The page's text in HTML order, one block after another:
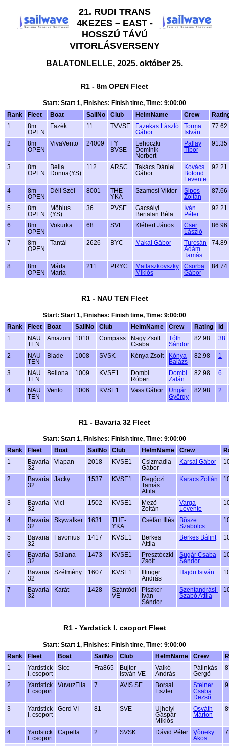
21. RUDI TRANS
4KEZES – EAST -
HOSSZÚ TÁVÚ
VITORLÁSVERSENY
BALATONLELLE, 2025. október 25.
R1 - 8m OPEN Fleet
Start: Start 1, Finishes: Finish time, Time: 9:00:00
Rank
Fleet Boat SailNo Club HelmName Crew
1
8m
OPEN
Fazék 11 TVVSE
Fazekas László
Gábor
Torma
István
77.62
2
8m
OPEN
VivaVento 24009
FY
BVSE
Lehoczki
Dominik
Norbert
Pallay
Tibor
91.35
3
8m
OPEN
Bella
Donna(YS)
112 ARSC
Takács Dániel
Gábor
Kovács
Botond
Levente
92.21
4
8m
OPEN
Déli Szél 8001
THE-
YKA
Szamosi Viktor
Sipos
Zoltán
87.66
5
8m
OPEN
Möbius
(YS)
36 PVSE
Gacsályi
Bertalan Béla
Iván
Péter
92.21
6
8m
OPEN
Vokurka 68 SVE Klébert János
Cser
László
86.96
7
8m
OPEN
Tantál 2626 BYC Makai Gábor
Turcsán
Ádám
Tamás
74.89
8
8m
OPEN
Márta
Maria
211 PRYC
Matlaszkovszky
Miklós
Csorba
Gábor
84.74
R1 - NAU TEN Fleet
Start: Start 1, Finishes: Finish time, Time: 9:00:00
Rank
Fleet Boat SailNo Club HelmName Crew Rating
Id
1
NAU
TEN
Amazon 1010 Compass
Nagy Zsolt
Csaba
Tóth
Sándor
82.98 38
2
NAU
TEN
Blade 1008 SVSK Kónya Zsolt
Kónya
Balázs
82.98 1
3
NAU
TEN
Bellona 1009 KVSE1
Dombi
Róbert
Dombi
Zalán
82.98 6
4
NAU
TEN
Vento 1006 KVSE1 Vass Gábor
Ungár
György
82.98 2
R1 - Bavaria 32 Fleet
Start: Start 1, Finishes: Finish time, Time: 9:00:00
Rank
Fleet Boat SailNo Club HelmName Crew
1
Bavaria
32
Viapan 2018 KVSE1
Csizmadia
Gábor
Karsai Gábor
2
Bavaria
32
Jacky 1537 KVSE1
Regõczi
Tamás
Attila
Karacs Zoltán
3
Bavaria
32
Vici 1502 KVSE1
Mezõ
Zoltán
Varga
Levente
4
Bavaria
32
Skywalker 1631
THE-
YKA
Cséfán Illés
Bõsze
Szabolcs
5
Bavaria
32
Favonius 1417 KVSE1
Berkes
Attila
Berkes Bálint
6
Bavaria
32
Sailana 1473 KVSE1
Presztóczki
Zsolt
Sugár Csaba
Sándor
7
Bavaria
32
Szélmény 1607 KVSE1
Illinger
András
Hajdu István
7
Bavaria
32
Karát 1428
Szántódi
VE
Piszker
Iván
Sándor
Szentandrási-
Szabó Attila
R1 - Yardstick I. csoport Fleet
Start: Start 1, Finishes: Finish time, Time: 9:00:00
Rank
Fleet Boat SailNo Club HelmName Crew
1
Yardstick
I. csoport
Sicc Fra865
Bujtor
István VE
Valkó
András
Pálinkás
Gergõ
2
Yardstick
I. csoport
VuvuzElla 7 AVIS SE
Borsai
Eszter
Steiner
Csaba
Dezsõ
3
Yardstick
I. csoport
Gerd VI 81 SVE
Ujhelyi-
Gáspár
Miklós
Osváth
Márton
4
Yardstick
I. csoport
Capella 2 SVSK Dávid Péter
Võneky
Ákos